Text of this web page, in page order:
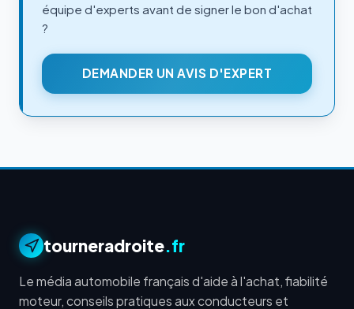
équipe d'experts avant de signer le bon d'achat
?
DEMANDER UN AVIS D'EXPERT
tourneradroite.fr
Le média automobile français d'aide à l'achat, fiabilité
moteur, conseils pratiques aux conducteurs et